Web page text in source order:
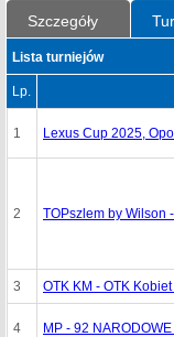
Szczegóły
Lista turniejów
Lp.
1 Lexus Cup 2025,
2 TOPszlem by Wilson
3 OTK KM - OTK
4 MP - 92